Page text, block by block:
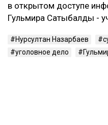
в открытом доступе
Гульмира Сатыбалды -
Нурсултан Назарбаев
уголовное дело